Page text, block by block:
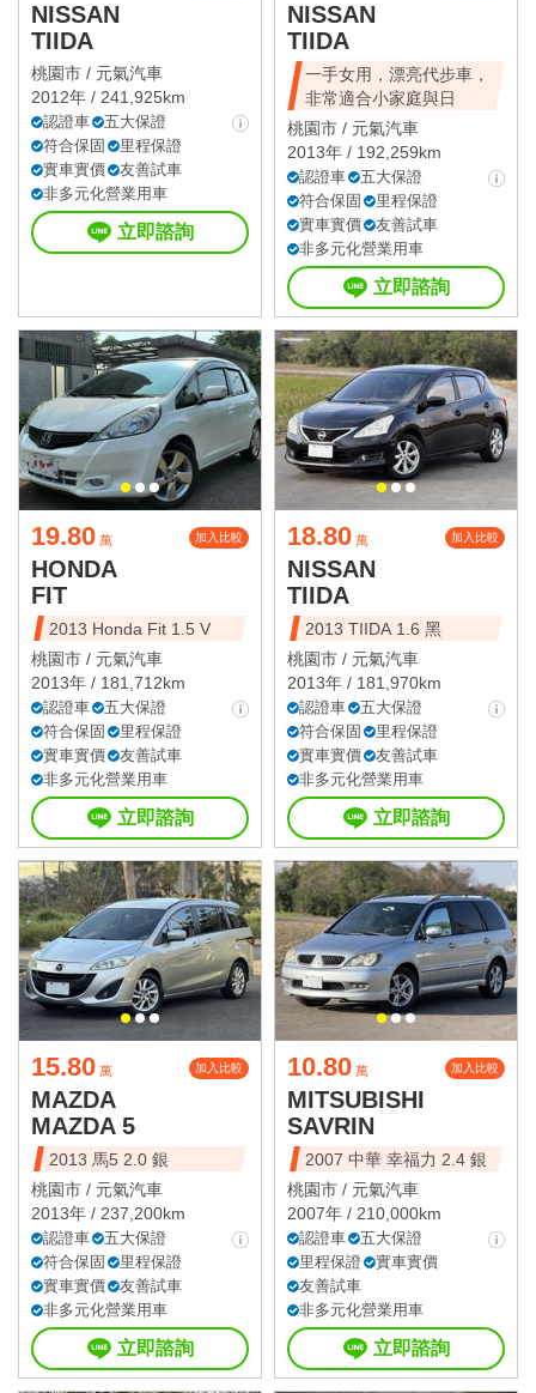
NISSAN
TIIDA
桃園市 / 元氣汽車
2012年 / 241,925km
認證車
五大保證
符合保固
里程保證
實車實價
友善試車
非多元化營業用車
立即諮詢
NISSAN
TIIDA
一手女用，漂亮代步車，
非常適合小家庭與日
桃園市 / 元氣汽車
2013年 / 192,259km
認證車
五大保證
符合保固
里程保證
實車實價
友善試車
非多元化營業用車
立即諮詢
19.80 萬 加入比較
HONDA
FIT
2013 Honda Fit 1.5 V
桃園市 / 元氣汽車
2013年 / 181,712km
認證車
五大保證
符合保固
里程保證
實車實價
友善試車
非多元化營業用車
立即諮詢
18.80 萬 加入比較
NISSAN
TIIDA
2013 TIIDA 1.6 黑
桃園市 / 元氣汽車
2013年 / 181,970km
認證車
五大保證
符合保固
里程保證
實車實價
友善試車
非多元化營業用車
立即諮詢
15.80 萬 加入比較
MAZDA
MAZDA 5
2013 馬5 2.0 銀
桃園市 / 元氣汽車
2013年 / 237,200km
認證車
五大保證
符合保固
里程保證
實車實價
友善試車
非多元化營業用車
立即諮詢
10.80 萬 加入比較
MITSUBISHI
SAVRIN
2007 中華 幸福力 2.4 銀
桃園市 / 元氣汽車
2007年 / 210,000km
認證車
五大保證
里程保證
實車實價
友善試車
非多元化營業用車
立即諮詢